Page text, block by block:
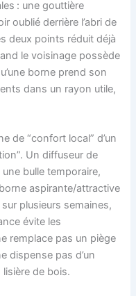
: une gouttière
oublié derrière l’abri de
deux points réduit déjà
le voisinage possède
borne prend son
dans un rayon utile,
de “confort local” d’un
Un diffuseur de
bulle temporaire,
aspirante/attractive
plusieurs semaines,
évite les
remplace pas un piège
dispense pas d’un
lisière de bois.